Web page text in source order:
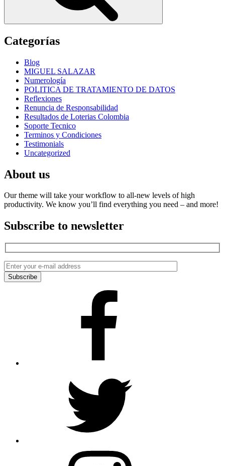
Categorías
Blog
MIGUEL SALAZAR
Numerología
POLITICA DE TRATAMIENTO DE DATOS
Reflexiones
Renuncia de Responsabilidad
Resultados de Loterias Colombia
Soporte Tecnico
Terminos y Condiciones
Testimonials
Uncategorized
About us
Our theme will take your workflow to all-new levels of high
productivity. We know you’ll find everything you need – and more!
Subscribe to newsletter